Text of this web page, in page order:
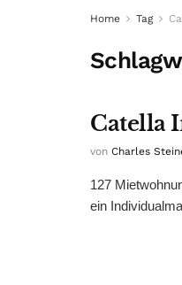
Home Tag
Catella
von Charles
127
ein